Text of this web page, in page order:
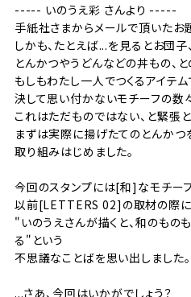
----- いのうえ彩 さんより -----
手紙社さまからメールで頂いた
しかも、たとえば...を見るとお団子
とんかつやうどんなどの丼もの、と
もしもわたし一人でつくるアイテム
決して思い付かないモチーフの数
これはただものではない、と緊張
まずは実際に揚げたてのとんかつ
取り組みはじめました。
今回のスタンプには[和]なモチー
以前[LETTERS 02]の取材の際に
"いのうえさんが描くと、和のもの
る"という
不思議なことばを思い出しました。
...さあ、今回はいかがでしょう？